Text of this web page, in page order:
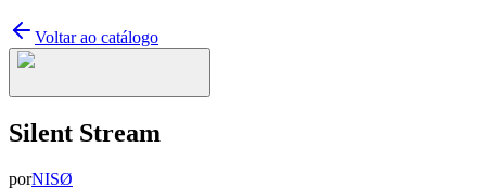
Voltar ao catálogo
Silent Stream
porNISØ